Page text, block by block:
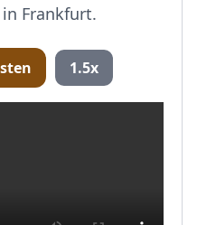
Frankfurt.
1.5x